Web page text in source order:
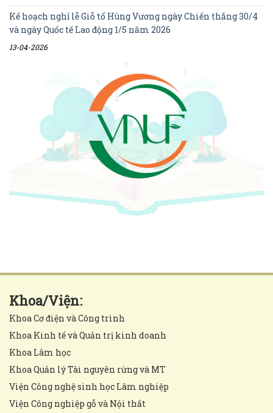
Kế hoạch nghỉ lễ Giỗ tổ Hùng Vương ngày Chiến thắng 30/4
và ngày Quốc tế Lao động 1/5 năm 2026
13-04-2026
Khoa/Viện:
Khoa Cơ điện và Công trình
Khoa Kinh tế và Quản trị kinh doanh
Khoa Lâm học
Khoa Quản lý Tài nguyên rừng và MT
Viện Công nghệ sinh học Lâm nghiệp
Viện Công nghiệp gỗ và Nội thất